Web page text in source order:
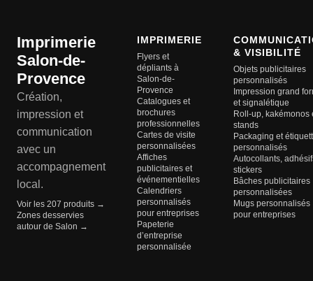
Imprimerie
Salon-de-
Provence
Création,
impression et
communication
avec un
accompagnement
local.
Voir les 207 produits →
Zones desservies
autour de Salon →
IMPRIMERIE
Flyers et
dépliants à
Salon-de-
Provence
Catalogues et
brochures
professionnelles
Cartes de visite
personnalisées
Affiches
publicitaires et
événementielles
Calendriers
personnalisés
pour entreprises
Papeterie
d’entreprise
personnalisée
& VISIBILITÉ
Objets publicitaires
personnalisés
Impression grand
et signalétique
Roll-up, kakémonos
stands
Packaging et
personnalisés
Autocollants,
stickers
Bâches publicitaires
personnalisées
Mugs personnalisés
pour entreprises